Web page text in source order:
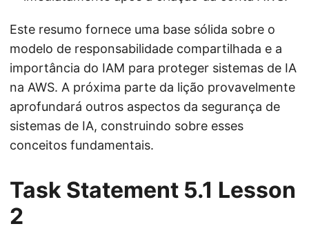
Este resumo fornece uma base sólida sobre o
modelo de responsabilidade compartilhada e a
importância do IAM para proteger sistemas de IA
na AWS. A próxima parte da lição provavelmente
aprofundará outros aspectos da segurança de
sistemas de IA, construindo sobre esses
conceitos fundamentais.
Task Statement 5.1 Lesson
2